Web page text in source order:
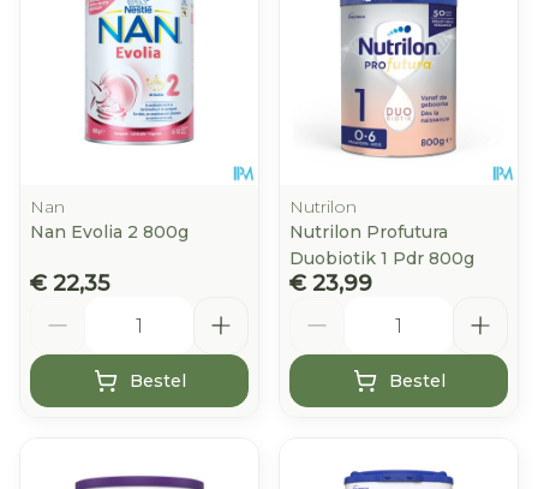
Nan
Nan Evolia 2 800g
€ 22,35
Bestel
Nutrilon
Nutrilon Profutura
Duobiotik 1 Pdr 800g
€ 23,99
Bestel